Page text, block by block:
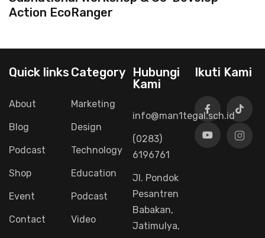
Action EcoRanger
Quick links
About
Blog
Podcast
Shop
Event
Contact
Category
Marketing
Design
Technology
Education
Podcast
Video
Hubungi
Kami
info@man1tegal.sch.id
(0283)
6196761
Jl. Pondok
Pesantren
Babakan,
Jatimulya,
Ikuti Kami